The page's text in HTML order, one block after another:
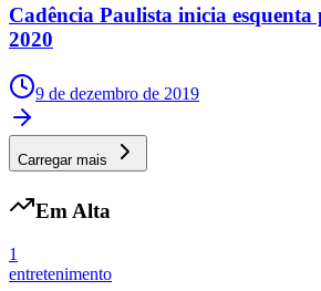
Copa do Brasil
Libertadores
Champions League
Bundesliga
Mundial 2026
Times - Ir direto
Cadência Paulista inicia
2020
9 de dezembro de 2019
Carregar mais
Em Alta
1
entretenimento